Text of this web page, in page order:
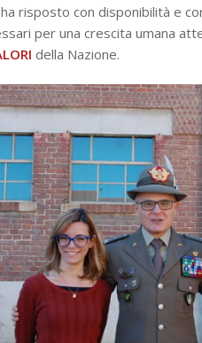
risposto con disponibilità e
per una crescita umana
della Nazione.